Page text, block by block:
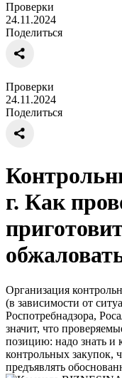
Проверки
24.11.2024
Поделиться
Проверки
24.11.2024
Поделиться
г. Как
Организация
(в зависимости от
Роспотребнадзора,
значит, что
позицию: надо знать и
контрольных закупок,
предъявлять